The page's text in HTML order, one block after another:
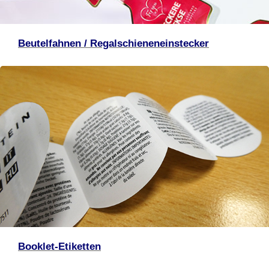
Beutelfahnen / Regalschieneneinstecker
Booklet-Etiketten